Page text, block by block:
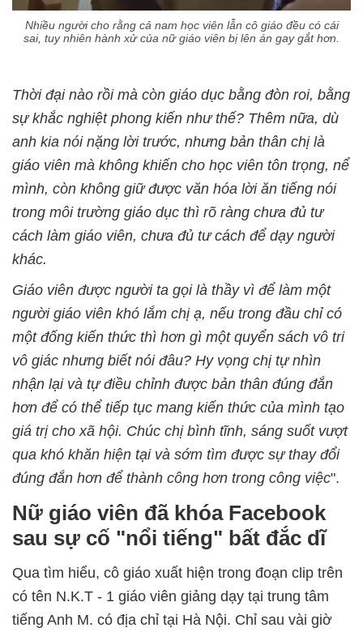
Nhiều người cho rằng cả nam học viên lẫn cô giáo đều có cái
sai, tuy nhiên hành xử của nữ giáo viên bị lên án gay gắt hơn.
Thời đại nào rồi mà còn giáo dục bằng đòn roi, bằng
sự khắc nghiệt phong kiến như thế? Thêm nữa, dù
anh kia nói nặng lời trước, nhưng bản thân chị là
giáo viên mà không khiến cho học viên tôn trọng, nể
mình, còn không giữ được văn hóa lời ăn tiếng nói
trong môi trường giáo dục thì rõ ràng chưa đủ tư
cách làm giáo viên, chưa đủ tư cách để dạy người
khác.
Giáo viên được người ta gọi là thầy vì để làm một
người giáo viên khó lắm chị ạ, nếu trong đầu chỉ có
một đống kiến thức thì hơn gì một quyển sách vô tri
vô giác nhưng biết nói đâu? Hy vọng chị tự nhìn
nhận lại và tự điều chỉnh được bản thân đúng đắn
hơn để có thể tiếp tục mang kiến thức của mình tạo
giá trị cho xã hội. Chúc chị bình tĩnh, sáng suốt vượt
qua khó khăn hiện tại và sớm tìm được sự thay đổi
đúng đắn hơn để thành công hơn trong công việc".
Nữ giáo viên đã khóa Facebook
sau sự cố "nổi tiếng" bất đắc dĩ
Qua tìm hiểu, cô giáo xuất hiện trong đoạn clip trên
có tên N.K.T - 1 giáo viên giảng dạy tại trung tâm
tiếng Anh M. có địa chỉ tại Hà Nội. Chỉ sau vài giờ